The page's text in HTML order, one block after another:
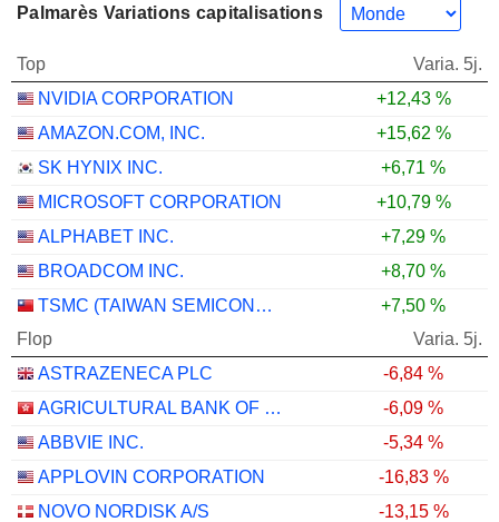
Palmarès Variations capitalisations
Top
Varia. 5j.
NVIDIA CORPORATION
+12,43 %
AMAZON.COM, INC.
+15,62 %
SK HYNIX INC.
+6,71 %
MICROSOFT CORPORATION
+10,79 %
ALPHABET INC.
+7,29 %
BROADCOM INC.
+8,70 %
TSMC (TAIWAN SEMICONDUCTOR MANUFACTURING COMPANY)
+7,50 %
Flop
Varia. 5j.
ASTRAZENECA PLC
-6,84 %
AGRICULTURAL BANK OF CHINA LIMITED
-6,09 %
ABBVIE INC.
-5,34 %
APPLOVIN CORPORATION
-16,83 %
NOVO NORDISK A/S
-13,15 %